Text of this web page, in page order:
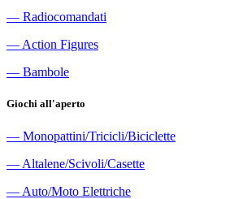
― Radiocomandati
― Action Figures
― Bambole
Giochi all'aperto
― Monopattini/Tricicli/Biciclette
― Altalene/Scivoli/Casette
― Auto/Moto Elettriche